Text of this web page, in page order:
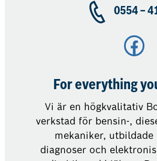
0554 –
Facebook
For everything
Vi är en högkvalitativ
verkstad för bensin-,
mekaniker,
diagnoser och